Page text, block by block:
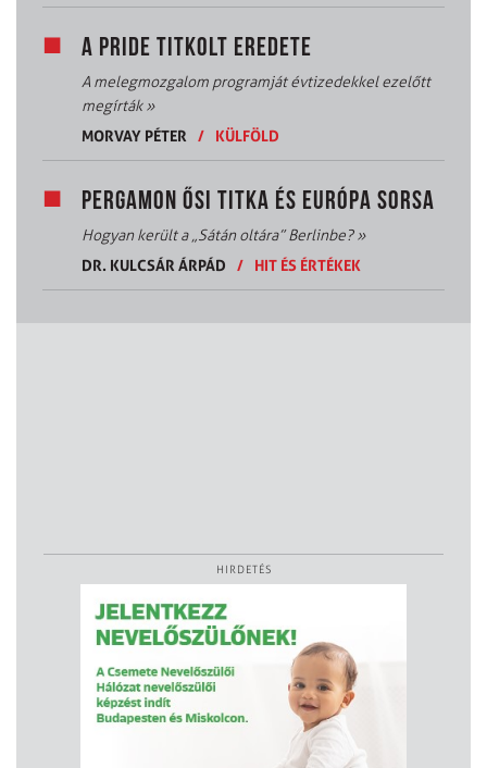
A PRIDE TITKOLT EREDETE
A melegmozgalom programját évtizedekkel ezelőtt
megírták»
MORVAY PÉTER
/ KÜLFÖLD
PERGAMON ŐSI TITKA ÉS EURÓPA SORSA
Hogyan került a „Sátán oltára” Berlinbe?»
DR. KULCSÁR ÁRPÁD
/ HIT ÉS ÉRTÉKEK
HIRDETÉS